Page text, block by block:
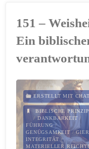
Christliches
Handeln
gegen
151 –
Ein
ERSTELLT MIT
BIBLISCHE
/DANKBARKEIT /
FÜHRUNG/
GENÜGSAMKEIT/GIER
INTEGRITÄT /
MATERIELLER